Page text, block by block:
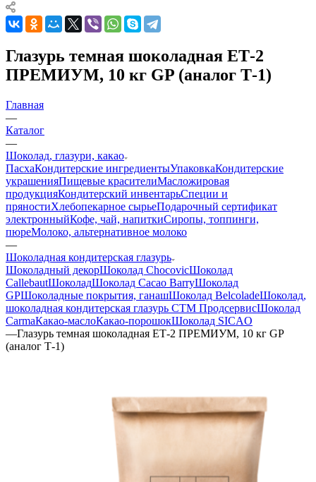
Глазурь темная шоколадная ЕТ-2
ПРЕМИУМ, 10 кг GP (аналог Т-1)
Главная
—
Каталог
—
Шоколад, глазури, какао
ПасхаКондитерские ингредиентыУпаковкаКондитерские
украшенияПищевые красителиМасложировая
продукцияКондитерский инвентарьСпеции и
пряностиХлебопекарное сырьеПодарочный сертификат
электронныйКофе, чай, напиткиСиропы, топпинги,
пюреМолоко, альтернативное молоко
—
Шоколадная кондитерская глазурь
Шоколадный декорШоколад ChocovicШоколад
CallebautШоколадШоколад Cacao BarryШоколад
GPШоколадные покрытия, ганашШоколад BelcoladeШоколад,
шоколадная кондитерская глазурь СТМ ПродсервисШоколад
CarmaКакао-маслоКакао-порошокШоколад SICAO
—Глазурь темная шоколадная ЕТ-2 ПРЕМИУМ, 10 кг GP
(аналог Т-1)